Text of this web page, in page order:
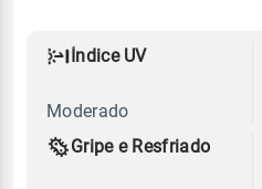
Índice UV
Moderado
Gripe e Resfriado